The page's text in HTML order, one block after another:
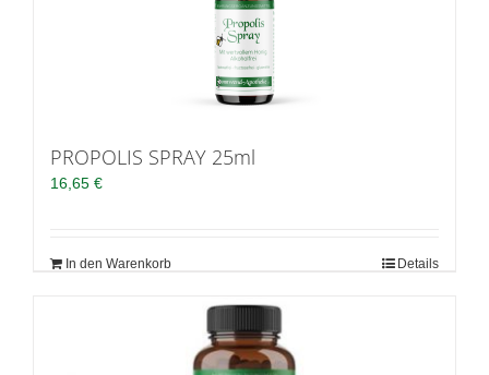
PROPOLIS SPRAY 25ml
16,65 €
In den Warenkorb Details